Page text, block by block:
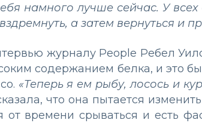
намного лучше сейчас. У
а затем вернуться и
журналу People Ребел
содержанием белка, и это
«Теперь я ем рыбу, лосось и
что она пытается
от времени срываться и есть